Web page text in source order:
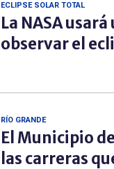
ECLIPSE SOLAR TOTAL
La NASA
observar el
RÍO GRANDE
El Municipio
las carreras